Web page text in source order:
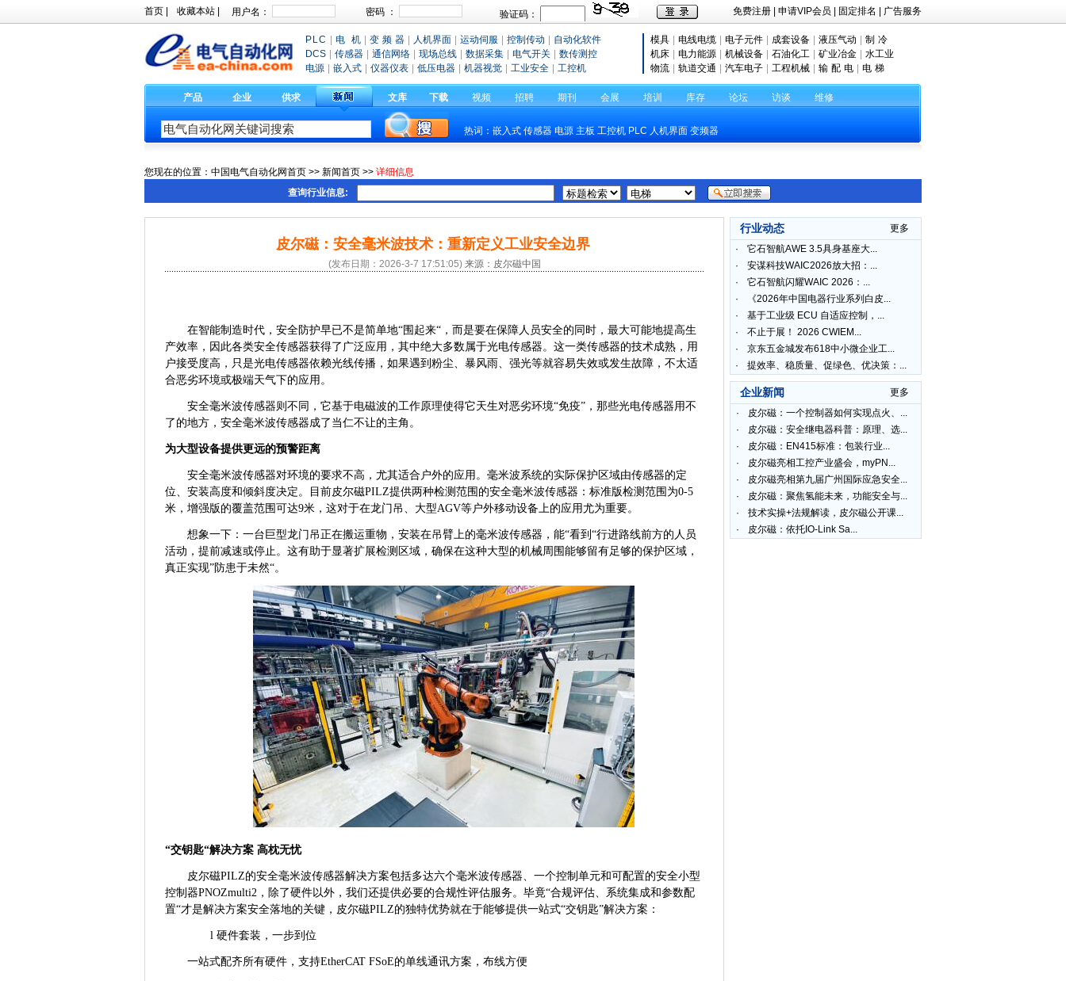
首页 收藏本站 免费注册 申请VIP会员 固定排名 广告服务
PLC 电 机 变 频 器 人机界面 运动伺服 控制传动
自动化软件
DCS
传感器 通信网络 现场总线 数据采集 电气开关
数传测控
电源
嵌入式 仪器仪表 低压电器 机器视觉 工业安全 工控机
模具 电线电缆 电子元件 成套设备 液压气动
制 冷
机床
电力能源 机械设备 石油化工 矿业冶金
水工业
物流
轨道交通 汽车电子 工程机械 输 配 电 电 梯
产品 企业 供求 文库 下载 视频 招聘 期刊 会展 培训 库存 论坛 访谈 维修
热词： 嵌入式 传感器 电源 主板 工控机 PLC 人机界面 变频器
您现在的位置： 中国电气自动化网首页 >> 新闻首页 >> 详细信息
查询行业信息:
皮尔磁：安全毫米波技术：重新定义工业安全边界
(发布日期：2026-3-7 17:51:05) 来源：皮尔磁中国
在智能制造时代，安全防护早已不是简单地“围起来“，而是要在保障人员安全的同时，最大可能地提高生
产效率，因此各类安全传感器获得了广泛应用，其中绝大多数属于光电传感器。这一类传感器的技术成熟，用
户接受度高，只是光电传感器依赖光线传播，如果遇到粉尘、暴风雨、强光等就容易失效或发生故障，不太适
合恶劣环境或极端天气下的应用。
安全毫米波传感器则不同，它基于电磁波的工作原理使得它天生对恶劣环境“免疫”，那些光电传感器用不
了的地方，安全毫米波传感器成了当仁不让的主角。
为大型设备提供更远的预警距离
安全毫米波传感器对环境的要求不高，尤其适合户外的应用。毫米波系统的实际保护区域由传感器的定
位、安装高度和倾斜度决定。目前皮尔磁PILZ提供两种检测范围的安全毫米波传感器：标准版检测范围为0-5
米，增强版的覆盖范围可达9米，这对于在龙门吊、大型AGV等户外移动设备上的应用尤为重要。
想象一下：一台巨型龙门吊正在搬运重物，安装在吊臂上的毫米波传感器，能“看到“行进路线前方的人员
活动，提前减速或停止。这有助于显著扩展检测区域，确保在这种大型的机械周围能够留有足够的保护区域，
真正实现”防患于未然“。
“交钥匙“解决方案 高枕无忧
皮尔磁PILZ的安全毫米波传感器解决方案包括多达六个毫米波传感器、一个控制单元和可配置的安全小型
控制器PNOZmulti2，除了硬件以外，我们还提供必要的合规性评估服务。毕竟“合规评估、系统集成和参数配
置“才是解决方案安全落地的关键，皮尔磁PILZ的独特优势就在于能够提供一站式“交钥匙”解决方案：
l 硬件套装，一步到位
一站式配齐所有硬件，支持EtherCAT FSoE的单线通讯方案，布线方便
行业动态
更多
·
它石智航AWE 3.5具身基座大...
·
安谋科技WAIC2026放大招：...
·
它石智航闪耀WAIC 2026：...
·
《2026年中国电器行业系列白皮...
·
基于工业级 ECU 自适应控制，...
·
不止于展！ 2026 CWIEM...
·
京东五金城发布618中小微企业工...
·
提效率、稳质量、促绿色、优决策：...
企业新闻
更多
·
皮尔磁：一个控制器如何实现点火、...
·
皮尔磁：安全继电器科普：原理、选...
·
皮尔磁：EN415标准：包装行业...
·
皮尔磁亮相工控产业盛会，myPN...
·
皮尔磁亮相第九届广州国际应急安全...
·
皮尔磁：聚焦氢能未来，功能安全与...
·
技术实操+法规解读，皮尔磁公开课...
·
皮尔磁：依托IO-Link Sa...